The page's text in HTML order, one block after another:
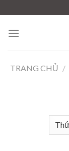
to
content
TRANG CHỦ /